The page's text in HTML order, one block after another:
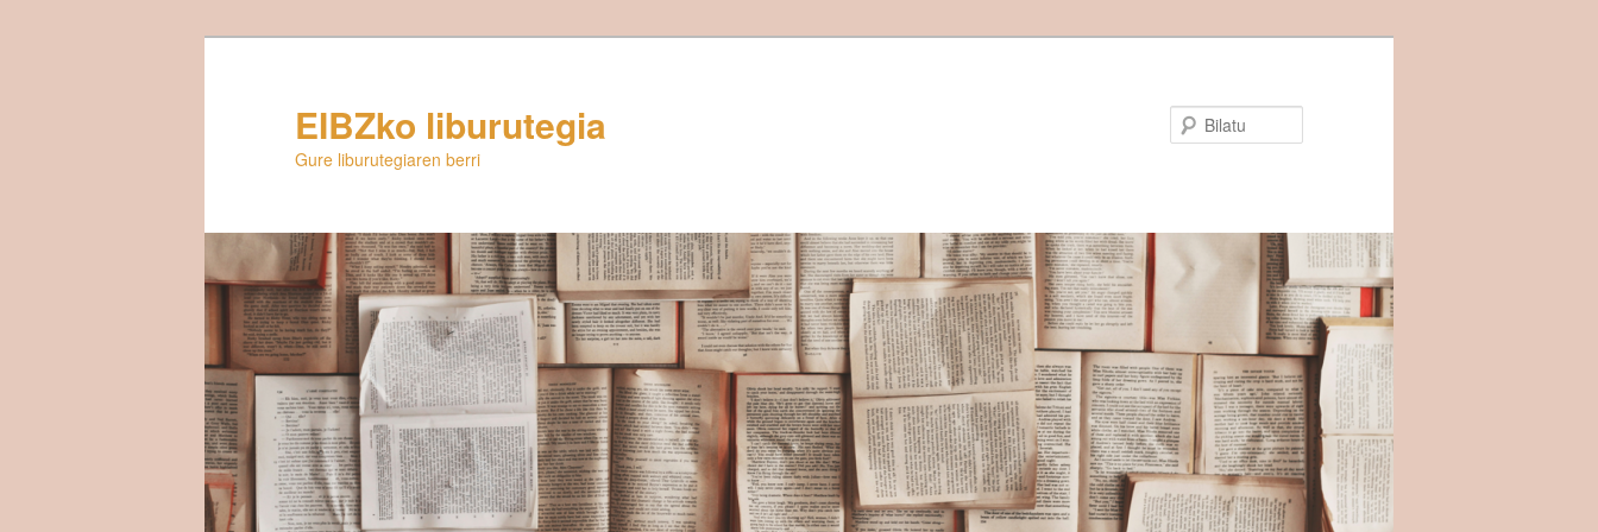
EIBZko liburutegia
Gure liburutegiaren berri